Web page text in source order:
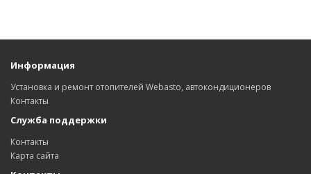
Информация
Установка и ремонт отопителей Webasto, автокондиционеров
Контакты
Служба поддержки
Контакты
Карта сайта